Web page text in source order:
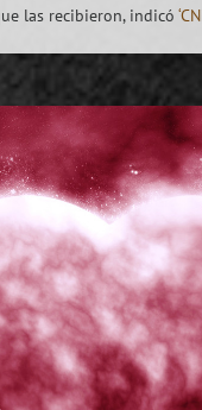
las recibieron, indicó